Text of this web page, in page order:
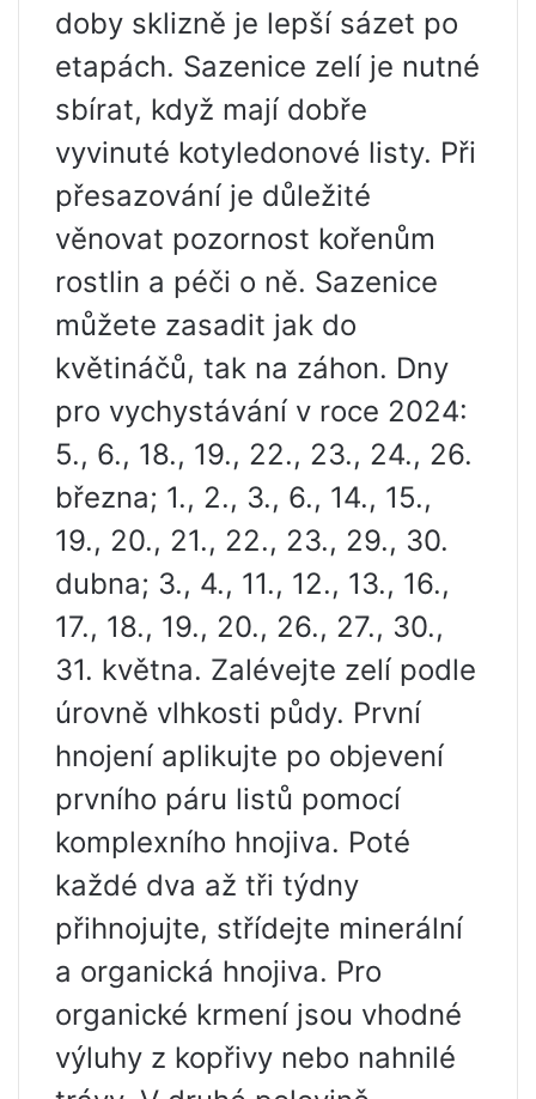
doby sklizně je lepší sázet po
etapách. Sazenice zelí je nutné
sbírat, když mají dobře
vyvinuté kotyledonové listy. Při
přesazování je důležité
věnovat pozornost kořenům
rostlin a péči o ně. Sazenice
můžete zasadit jak do
květináčů, tak na záhon. Dny
pro vychystávání v roce 2024:
5., 6., 18., 19., 22., 23., 24., 26.
března; 1., 2., 3., 6., 14., 15.,
19., 20., 21., 22., 23., 29., 30.
dubna; 3., 4., 11., 12., 13., 16.,
17., 18., 19., 20., 26., 27., 30.,
31. května. Zalévejte zelí podle
úrovně vlhkosti půdy. První
hnojení aplikujte po objevení
prvního páru listů pomocí
komplexního hnojiva. Poté
každé dva až tři týdny
přihnojujte, střídejte minerální
a organická hnojiva. Pro
organické krmení jsou vhodné
výluhy z kopřivy nebo nahnilé